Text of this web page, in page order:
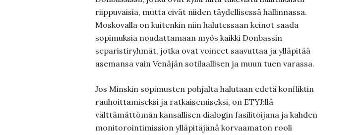
riippuvaisia, mutta eivät niiden täydellisessä hallinnassa.
Moskovalla on kuitenkin niin halutessaan keinot saada
sopimuksia noudattamaan myös kaikki Donbassin
separistiryhmät, jotka ovat voineet saavuttaa ja ylläpitää
asemansa vain Venäjän sotilaallisen ja muun tuen varassa.
Jos Minskin sopimusten pohjalta halutaan edetä konfliktin
rauhoittamiseksi ja ratkaisemiseksi, on ETYJ:llä
välttämättömän kansallisen dialogin fasilitoijana ja kahden
monitorointimission ylläpitäjänä korvaamaton rooli